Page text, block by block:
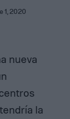
1, 2020
nueva
la